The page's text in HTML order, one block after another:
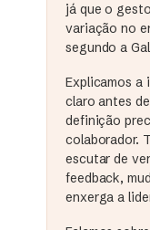
já que o
variação no
segundo a
Explicamos a
claro antes
definição
colaborador.
escutar de
feedback,
enxerga a